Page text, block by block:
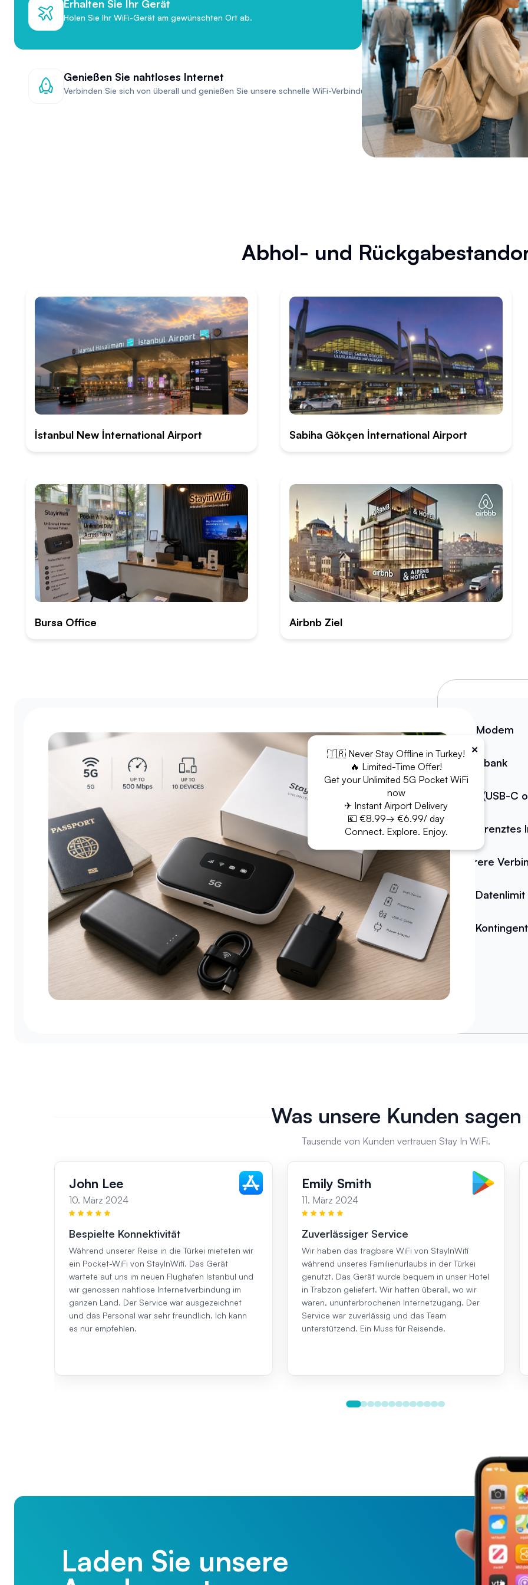
Erhalten Sie Ihr Gerät
Holen Sie Ihr WiFi-Gerät am gewünschten Ort ab.
Genießen Sie nahtloses Internet
Verbinden Sie sich von überall und genießen Sie unsere schnelle WiFi-Verbindung.
Abhol- und
İstanbul New İnternational Airport Sabiha Gökçen İnternational Airport
Bursa Office Airbnb Ziel
WiFi Modem
Powerbank
Kabel (USB-C
Unbegrenztes
Mehrere
Kein Datenlimit
Kein Kontingent
Was unsere Kunden sagen
Tausende von Kunden vertrauen Stay In WiFi.
John Lee
10. März 2024
Bespielte Konnektivität
Während unserer Reise in die Türkei mieteten wir
ein Pocket-WiFi von StayInWifi. Das Gerät
wartete auf uns im neuen Flughafen Istanbul und
wir genossen nahtlose Internetverbindung im
ganzen Land. Der Service war ausgezeichnet
und das Personal war sehr freundlich. Ich kann
es nur empfehlen.
Emily Smith
11. März 2024
Zuverlässiger Service
Wir haben das tragbare WiFi von StayInWifi
während unseres Familienurlaubs in der Türkei
genutzt. Das Gerät wurde bequem in unser Hotel
in Trabzon geliefert. Wir hatten überall, wo wir
waren, ununterbrochenen Internetzugang. Der
Service war zuverlässig und das Team
unterstützend. Ein Muss für Reisende.
Laden Sie unsere
×
🇹🇷 Never Stay Offline in Turkey!
🔥 Limited-Time Offer!
Get your Unlimited 5G Pocket WiFi
now
✈ Instant Airport Delivery
💶 €8.99→ €6.99/ day
Connect. Explore. Enjoy.